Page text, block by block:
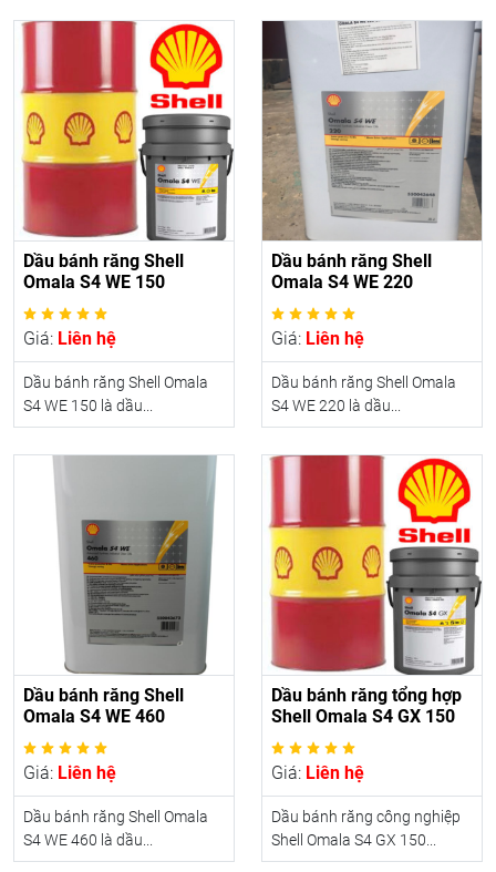
Dầu bánh răng Shell
Omala S4 WE 150
Giá: Liên hệ
Dầu bánh răng Shell Omala
S4 WE 150 là dầu...
Dầu bánh răng Shell
Omala S4 WE 220
Giá: Liên hệ
Dầu bánh răng Shell Omala
S4 WE 220 là dầu...
Dầu bánh răng Shell
Omala S4 WE 460
Giá: Liên hệ
Dầu bánh răng Shell Omala
S4 WE 460 là dầu...
Dầu bánh răng tổng hợp
Shell Omala S4 GX 150
Giá: Liên hệ
Dầu bánh răng công nghiệp
Shell Omala S4 GX 150...